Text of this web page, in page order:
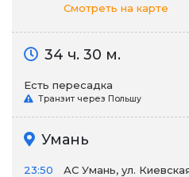
Смотреть на карте
34 ч. 30 м.
Есть пересадка
Транзит через Польшу
Умань
23:50
АС Умань, ул. Киевская